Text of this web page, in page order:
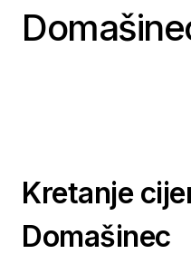
Kretanje
Domašinec